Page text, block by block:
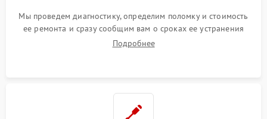
Мы проведем диагностику, определим поломку и стоимость
ее ремонта и сразу сообщим вам о сроках ее устранения
Подробнее